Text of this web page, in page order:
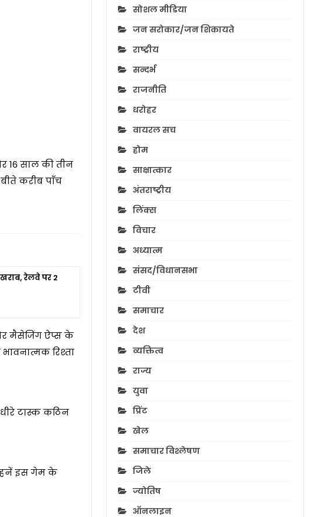
16 साल की तीन
करीब पाँच
रेलवे पर 2
मैसेजिंग ऐप्स के
रिश्ता
टास्क कठिन
इस गेम के
सोशल मीडिया
जन सरोकार/जन शिकायते
राष्ट्रीय
सन्दर्भ
राजनीति
धरोहर
वायरल सच
होम
साक्षात्कार
अंतराष्ट्रीय
लिंक्स
विचार
अध्यात्म
संसद/विधानसभा
टीवी
समाचार
देश
व्यक्तित्व
राज्य
युवा
प्रिंट
खेल
समाचार विश्लेषण
जिले
ज्योतिष
ऑनलाइन